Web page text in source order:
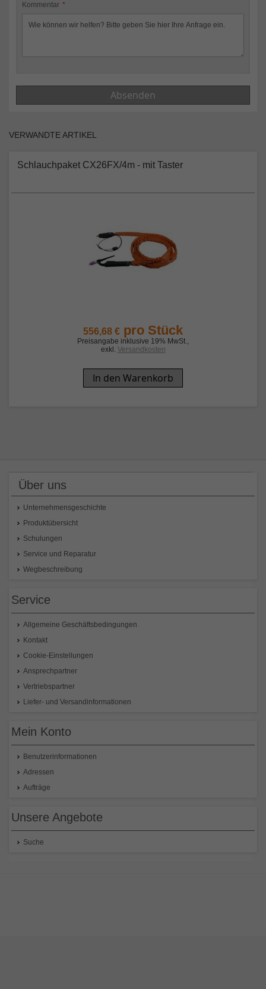
Kommentar
Absenden
VERWANDTE ARTIKEL
Schlauchpaket CX26FX/4m - mit Taster
556,68 € pro Stück
Preisangabe inklusive 19% MwSt.,
exkl. Versandkosten
In den Warenkorb
Über uns
Unternehmensgeschichte
Produktübersicht
Schulungen
Service und Reparatur
Wegbeschreibung
Service
Allgemeine Geschäftsbedingungen
Kontakt
Cookie-Einstellungen
Ansprechpartner
Vertriebspartner
Liefer- und Versandinformationen
Mein Konto
Benutzerinformationen
Adressen
Aufträge
Unsere Angebote
Suche